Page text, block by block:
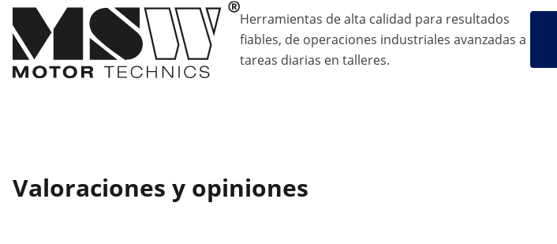
Herramientas de alta calidad para resultados
fiables, de operaciones industriales avanzadas a
tareas diarias en talleres.
Valoraciones y opiniones